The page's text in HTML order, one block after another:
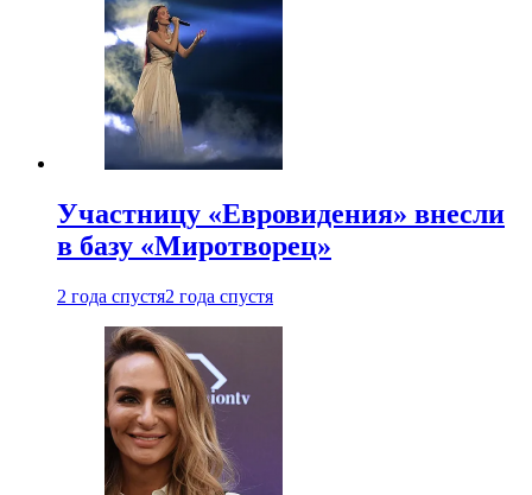
Участницу «Евровидения» внесли
в базу «Миротворец»
2 года спустя2 года спустя